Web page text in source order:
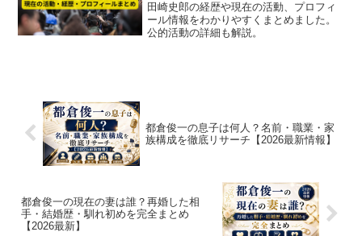
田崎史郎の経歴や現在の活動、プロフィ
ール情報をわかりやすくまとめました。
公的活動の詳細も解説。
都倉俊一の息子は何人？名前・職業・家
族構成を徹底リサーチ【2026最新情報】
都倉俊一の現在の妻は誰？再婚した相
手・結婚歴・馴れ初めを完全まとめ
【2026最新】